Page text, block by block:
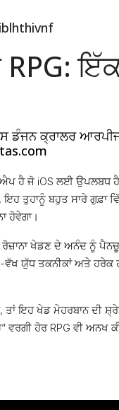
RPG:
ਡੰਜਨ ਕ੍ਰਾਲਰ
ਹੈ ਜੋ iOS ਲਈ ਉਪਲਬਧ
ਤੁਹਾਨੂੰ ਬਹੁਤ ਸਾਰੇ ਗੁਫ਼ਾ
ਹੋਵੇਗਾ।
ਰੋਜ਼ਾਨਾ ਖੇਡਣ ਦੇ ਅਨੰਦ ਨੂੰ
ਯੁੱਧ ਤਕਨੀਕਾਂ ਅਤੇ ਹਰੇਕ
ਤਾਂ ਇਹ ਖੇਡ ਮੇਹਰਬਾਨ ਦੀ
ਹੋਰ RPG ਵੀ ਅਨਖ